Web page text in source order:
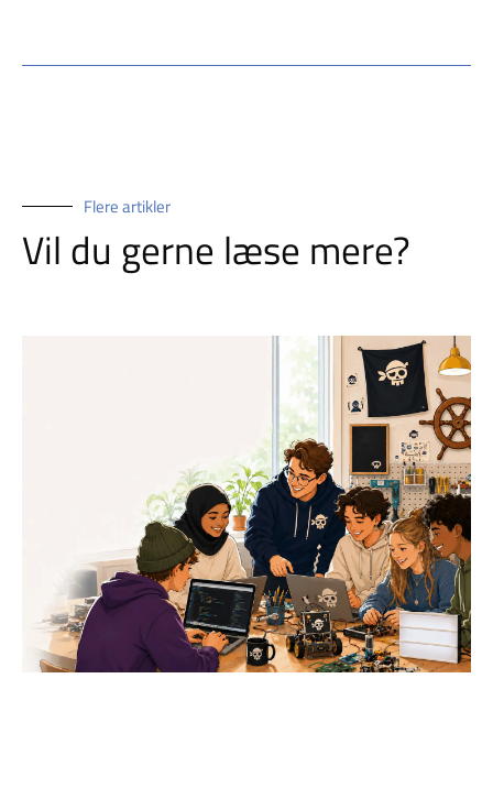
Flere artikler
Vil du gerne læse mere?